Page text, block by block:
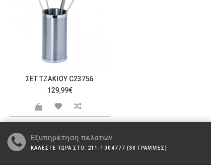
ΣΕΤ ΤΖΑΚΙΟΎ C23756
129,99€
Εξυπηρέτηση πελατών
ΚΑΛΕΣΤΕ ΤΩΡΑ ΣΤΟ: 211-1004777 (30 ΓΡΑΜΜΕΣ)